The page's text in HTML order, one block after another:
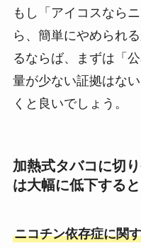
もし「アイコスなら
ら、簡単にやめられ
るならば、まずは「
量が少ない証拠はな
くと良いでしょう。
加熱式タバコに切
は大幅に低下する
ニコチン依存症に関